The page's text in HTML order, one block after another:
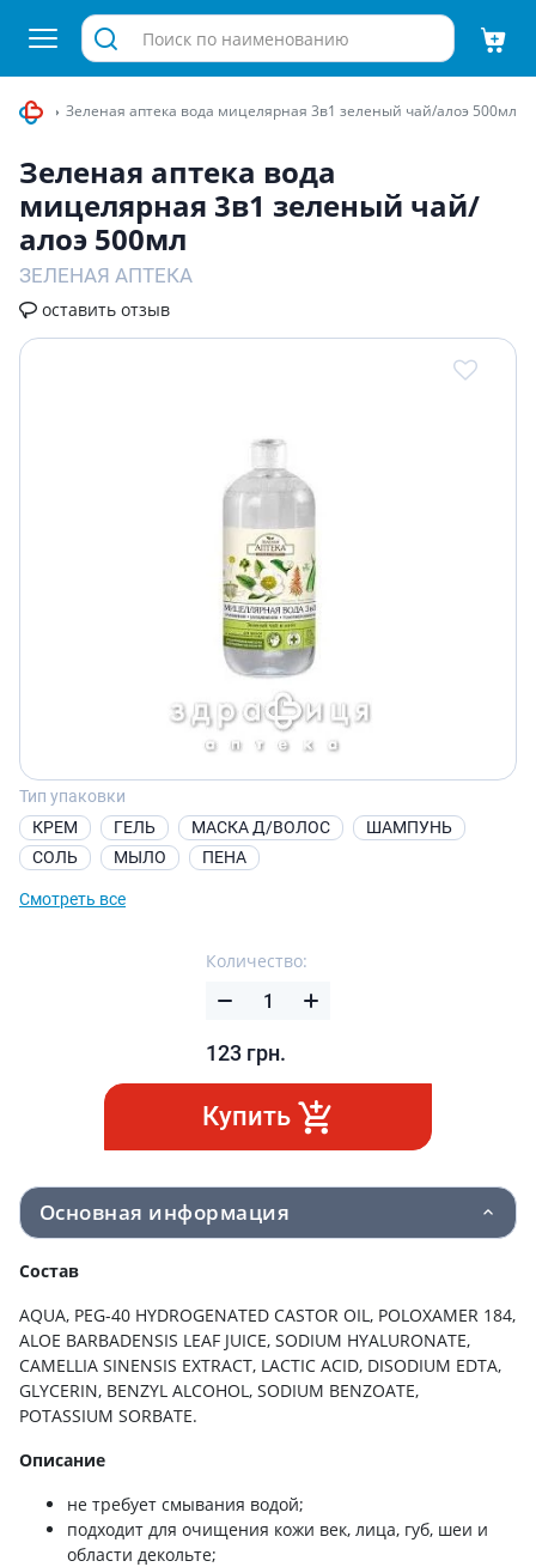
лица Зеленая аптека вода мицелярная 3в1 зеленый чай/алоэ 500мл
Зеленая аптека вода
мицелярная 3в1 зеленый чай/
алоэ 500мл
ЗЕЛЕНАЯ АПТЕКА
оставить отзыв
Тип упаковки
КРЕМ
ГЕЛЬ МАСКА Д/ВОЛОС
ШАМПУНЬ
СОЛЬ
МЫЛО ПЕНА
Смотреть все
Количество:
123 грн.
Купить
Основная информация
Состав
AQUA, PEG-40 HYDROGENATED CASTOR OIL, POLOXAMER 184,
ALOE BARBADENSIS LEAF JUICE, SODIUM HYALURONATE,
CAMELLIA SINENSIS EXTRACT, LACTIC АCID, DISODIUM EDTA,
GLYCERIN, BENZYL ALCOHOL, SODIUM BENZOATE,
POTASSIUM SORBATE.
Описание
не требует смывания водой;
подходит для очищения кожи век, лица, губ, шеи и
области декольте;